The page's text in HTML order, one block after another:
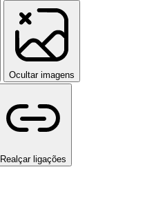
Ocultar imagens
Realçar ligações